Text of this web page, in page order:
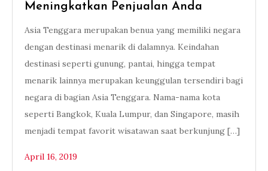
Meningkatkan Penjualan Anda
Asia Tenggara merupakan benua yang memiliki negara
dengan destinasi menarik di dalamnya. Keindahan
destinasi seperti gunung, pantai, hingga tempat
menarik lainnya merupakan keunggulan tersendiri bagi
negara di bagian Asia Tenggara. Nama-nama kota
seperti Bangkok, Kuala Lumpur, dan Singapore, masih
menjadi tempat favorit wisatawan saat berkunjung […]
April 16, 2019